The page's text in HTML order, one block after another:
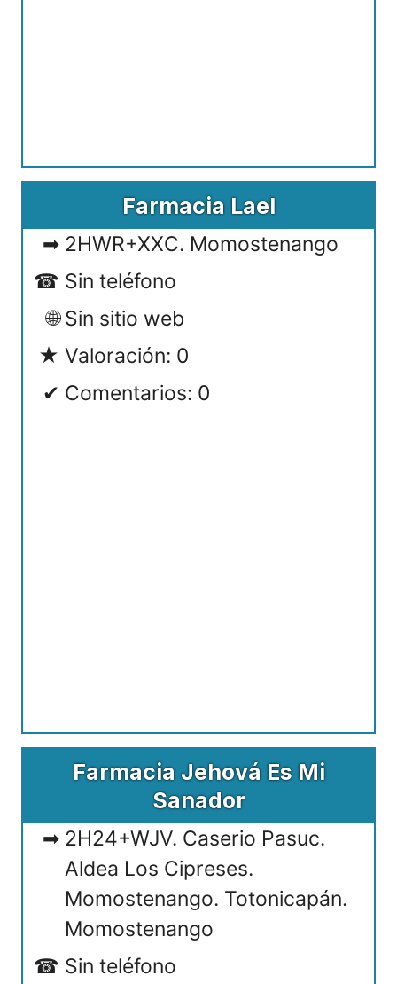
Farmacia Lael
2HWR+XXC. Momostenango
Sin teléfono
Sin sitio web
Valoración: 0
Comentarios: 0
Farmacia Jehová Es Mi
Sanador
2H24+WJV. Caserio Pasuc.
Aldea Los Cipreses.
Momostenango. Totonicapán.
Momostenango
Sin teléfono